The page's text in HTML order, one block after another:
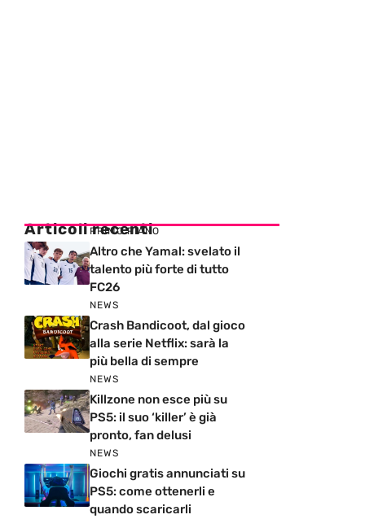
Articoli recenti
PRIMO PIANO
Altro che Yamal: svelato il
talento più forte di tutto
FC26
NEWS
Crash Bandicoot, dal gioco
alla serie Netflix: sarà la
più bella di sempre
NEWS
Killzone non esce più su
PS5: il suo ‘killer’ è già
pronto, fan delusi
NEWS
Giochi gratis annunciati su
PS5: come ottenerli e
quando scaricarli